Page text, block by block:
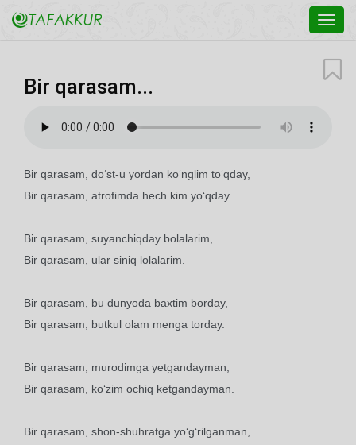
Bir qarasam...
Bir qarasam, do‘st-u yordan ko‘nglim to‘qday,
Bir qarasam, atrofimda hech kim yo‘qday.
Bir qarasam, suyanchiqday bolalarim,
Bir qarasam, ular siniq lolalarim.
Bir qarasam, bu dunyoda baxtim borday,
Bir qarasam, butkul olam menga torday.
Bir qarasam, murodimga yetgandayman,
Bir qarasam, ko‘zim ochiq ketgandayman.
Bir qarasam, shon-shuhratga yo‘g‘rilganman,